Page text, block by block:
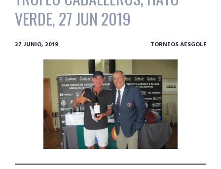
VERDE, 27 JUN 2019
27 JUNIO, 2019 TORNEOS AESGOLF